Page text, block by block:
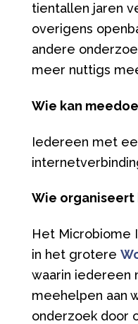
tientallen jaren
overigens
andere
meer nuttigs
Wie kan
Iedereen met
Wie organiseert
Het Microbiome
in het grotere
waarin iedereen
meehelpen aan
onderzoek door